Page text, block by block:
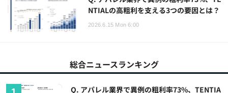
NTIALの高粗利を支える3つの要因とは？
2026.6.15 Mon 6:00
総合ニュースランキング
Q. アパレル業界で異例の粗利率73%、TENTIA